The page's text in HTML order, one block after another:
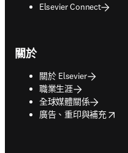
Elsevier Connect
關於
關於 Elsevier
職業生涯
全球媒體關係
廣告、重印與補充
opens in new tab/window